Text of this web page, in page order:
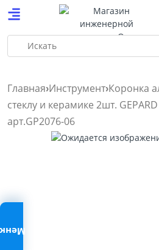
Искать
Главная Инструмент Коронка
стеклу и керамике 2шт.
арт.GP2076-06